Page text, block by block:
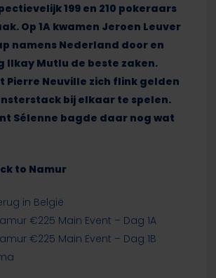
199 en 210 pokeraars
Op 1A kwamen Jeroen Leuver
namens Nederland door en
Ilkay Mutlu de beste zaken.
Pierre Neuville zich flink gelden
bij elkaar te spelen.
Sélenne bagde daar nog wat
to Namur
in België
€225 Main Event – Dag 1A
€225 Main Event – Dag 1B